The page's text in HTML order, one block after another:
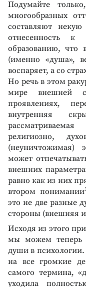
Подумайте
многообразных
составляют некую
отнесенность
образованию, что
(именно «душа»,
воспаряет, а со
Но речь в этом
мире внешней
проявлениях,
внутренняя
религиозно,
(неуничтожимая)
может
внешних
равно как из них
втором понимании
это не две разные
стороны (внешняя
Исходя из этого
мы можем теперь
души в психологии.
на все громкие
самого термина,
уходила